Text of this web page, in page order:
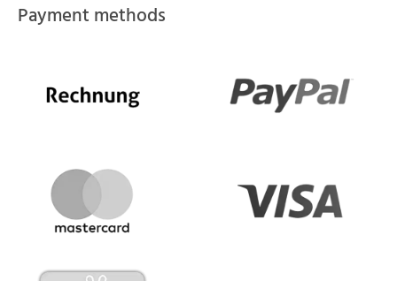
Payment methods